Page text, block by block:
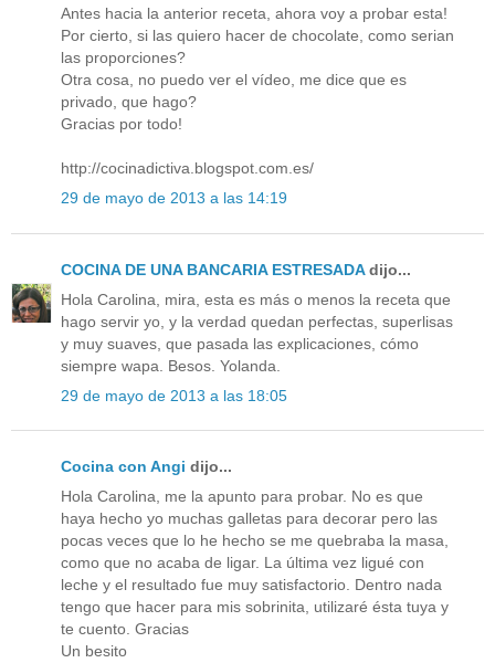
Antes hacia la anterior receta, ahora voy a probar esta!
Por cierto, si las quiero hacer de chocolate, como serian
las proporciones?
Otra cosa, no puedo ver el vídeo, me dice que es
privado, que hago?
Gracias por todo!
http://cocinadictiva.blogspot.com.es/
29 de mayo de 2013 a las 14:19
COCINA DE UNA BANCARIA ESTRESADAdijo...
Hola Carolina, mira, esta es más o menos la receta que
hago servir yo, y la verdad quedan perfectas, superlisas
y muy suaves, que pasada las explicaciones, cómo
siempre wapa. Besos. Yolanda.
29 de mayo de 2013 a las 18:05
Cocina con Angi dijo...
Hola Carolina, me la apunto para probar. No es que
haya hecho yo muchas galletas para decorar pero las
pocas veces que lo he hecho se me quebraba la masa,
como que no acaba de ligar. La última vez ligué con
leche y el resultado fue muy satisfactorio. Dentro nada
tengo que hacer para mis sobrinita, utilizaré ésta tuya y
te cuento. Gracias
Un besito